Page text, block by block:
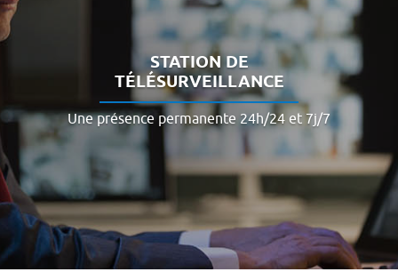
STATION DE
TÉLÉSURVEILLANCE
Une présence permanente 24h/24 et 7j/7